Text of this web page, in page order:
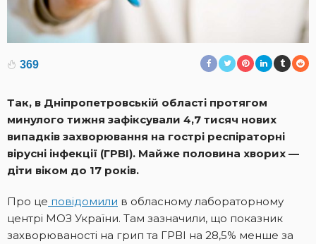
369
Так, в Дніпропетровській області протягом
минулого тижня зафіксували 4,7 тисяч нових
випадків захворювання на гострі респіраторні
вірусні інфекції (ГРВІ). Майже половина хворих —
діти віком до 17 років.
Про це повідомили в обласному лабораторному
центрі МОЗ України. Там зазначили, що показник
захворюваності на грип та ГРВІ на 28,5% менше за